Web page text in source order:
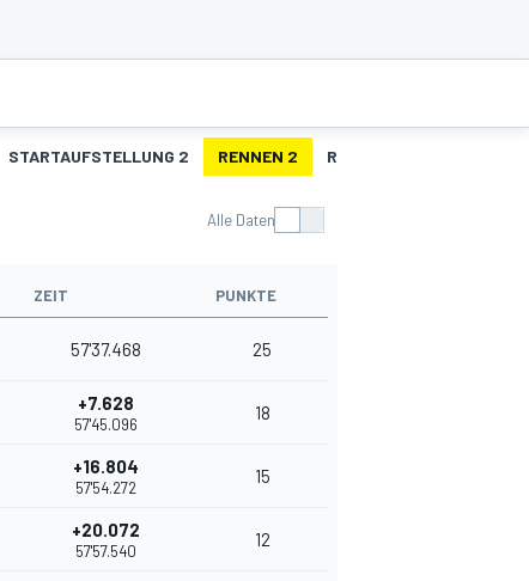
STARTAUFSTELLUNG 2 RENNEN 2 R2 - SCHNELLSTE
Alle Daten
ZEIT PUNKTE
57'37.468 25
+7.628
57'45.096
18
+16.804
57'54.272
15
+20.072
57'57.540
12